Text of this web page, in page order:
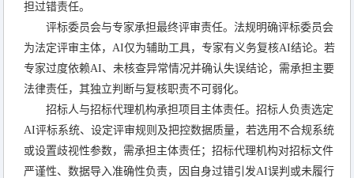
担过错责任。
评标委员会与专家承担最终评审责任。法规明确评标委员会
为法定评审主体，AI仅为辅助工具，专家有义务复核AI结论。若
专家过度依赖AI、未核查异常情况并确认失误结论，需承担主要
法律责任，其独立判断与复核职责不可弱化。
招标人与招标代理机构承担项目主体责任。招标人负责选定
AI评标系统、设定评审规则及把控数据质量，若选用不合规系统
或设置歧视性参数，需承担主体责任；招标代理机构对招标文件
严谨性、数据导入准确性负责，因自身过错引发AI误判或未履行